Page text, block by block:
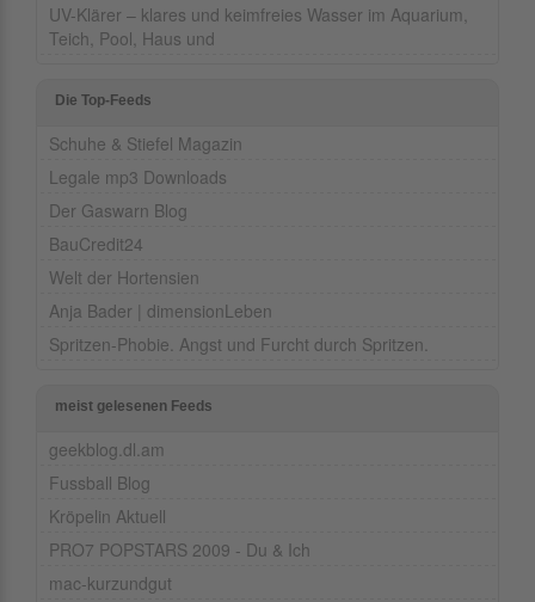
UV-Klärer – klares und keimfreies Wasser im Aquarium,
Teich, Pool, Haus und
Die Top-Feeds
Schuhe & Stiefel Magazin
Legale mp3 Downloads
Der Gaswarn Blog
BauCredit24
Welt der Hortensien
Anja Bader | dimensionLeben
Spritzen-Phobie. Angst und Furcht durch Spritzen.
meist gelesenen Feeds
geekblog.dl.am
Fussball Blog
Kröpelin Aktuell
PRO7 POPSTARS 2009 - Du & Ich
mac-kurzundgut